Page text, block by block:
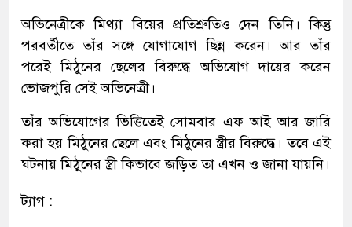
অভিনেত্রীকে মিথ্যা বিয়ের প্রতিশ্রুতিও দেন তিনি। কিন্তু
পরবর্তীতে তাঁর সঙ্গে যোগাযোগ ছিন্ন করেন। আর তাঁর
পরেই মিঠুনের ছেলের বিরুদ্ধে অভিযোগ দায়ের করেন
ভোজপুরি সেই অভিনেত্রী।
তাঁর অভিযোগের ভিত্তিতেই সোমবার এফ আই আর জারি
করা হয় মিঠুনের ছেলে এবং মিঠুনের স্ত্রীর বিরুদ্ধে। তবে এই
ঘটনায় মিঠুনের স্ত্রী কিভাবে জড়িত তা এখন ও জানা যায়নি।
ট্যাগ :